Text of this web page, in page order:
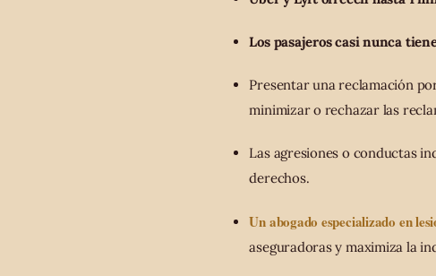
Los pasajeros casi nunca
Presentar una reclamación
minimizar o rechazar las
Las agresiones o conductas
derechos.
Un abogado especializado en
aseguradoras y maximiza la